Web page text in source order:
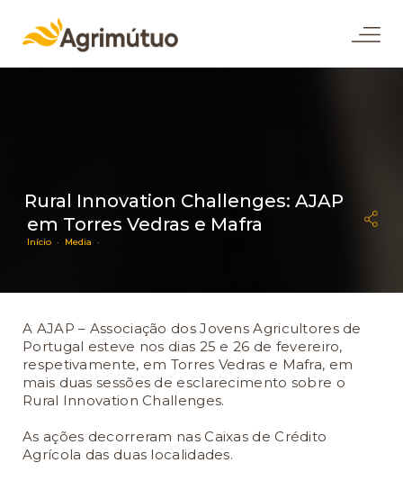
Rural Innovation Challenges: AJAP
em Torres Vedras e Mafra
Início · Media ·
A AJAP – Associação dos Jovens Agricultores de
Portugal esteve nos dias 25 e 26 de fevereiro,
respetivamente, em Torres Vedras e Mafra, em
mais duas sessões de esclarecimento sobre o
Rural Innovation Challenges.
As ações decorreram nas Caixas de Crédito
Agrícola das duas localidades.